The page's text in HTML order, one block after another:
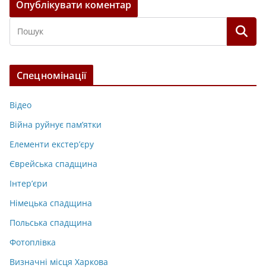
Спецномінації
Відео
Війна руйнує пам’ятки
Елементи екстер’єру
Єврейська спадщина
Інтер’єри
Німецька спадщина
Польська спадщина
Фотоплівка
Визначні місця Харкова